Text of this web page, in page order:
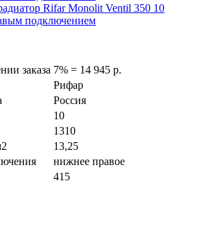
заказа 7% = 14 945 р.
Рифар
Россия
10
1310
13,25
нижнее правое
415